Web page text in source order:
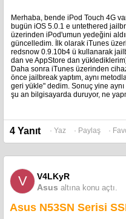
Merhaba, bende iPod Touch 4G
bugün iOS 5.0.1 e untethered
üzerinden iPod'umun yedeğini
güncelledim. İlk olarak iTunes
redsnow 0.9.10b4 ü kullanarak
dan ve AppStore dan
Daha sonra iTunes üzerinden
önce jailbreak yaptım, aynı
geri yükle" dedim. Sonuç yine
şu an bilgisayarda duruyor, ne
4 Yanıt · Yaz · Paylaş ·
V
V4LKyR
Asus altına konu açtı.
Asus N53SN Serisi